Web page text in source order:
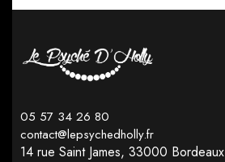
05 57 34 26 80
contact@lepsychedholly.fr
14 rue Saint James, 33000 Bordeaux